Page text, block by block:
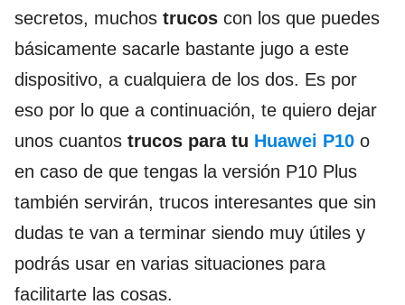
secretos, muchos trucos con los que puedes
básicamente sacarle bastante jugo a este
dispositivo, a cualquiera de los dos. Es por
eso por lo que a continuación, te quiero dejar
unos cuantos trucos para tu Huawei P10 o
en caso de que tengas la versión P10 Plus
también servirán, trucos interesantes que sin
dudas te van a terminar siendo muy útiles y
podrás usar en varias situaciones para
facilitarte las cosas.